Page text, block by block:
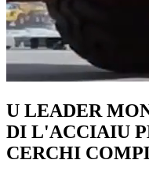
U LEADER
DI L'ACCIAIU
CERCHI